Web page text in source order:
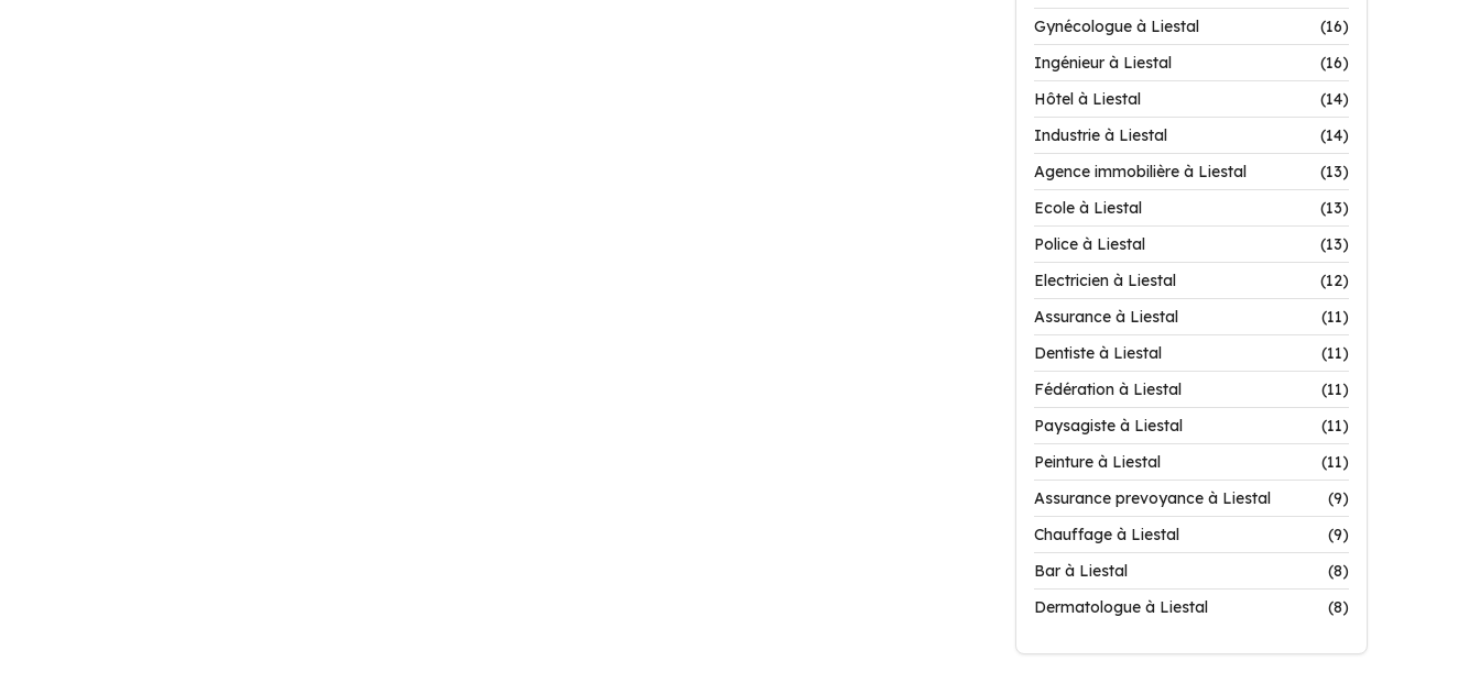
Gynécologue à Liestal
(16)
Ingénieur à Liestal
(16)
Hôtel à Liestal
(14)
Industrie à Liestal
(14)
Agence immobilière à Liestal
(13)
Ecole à Liestal
(13)
Police à Liestal
(13)
Electricien à Liestal
(12)
Assurance à Liestal
(11)
Dentiste à Liestal
(11)
Fédération à Liestal
(11)
Paysagiste à Liestal
(11)
Peinture à Liestal
(11)
Assurance prevoyance à Liestal
(9)
Chauffage à Liestal
(9)
Bar à Liestal
(8)
Dermatologue à Liestal
(8)